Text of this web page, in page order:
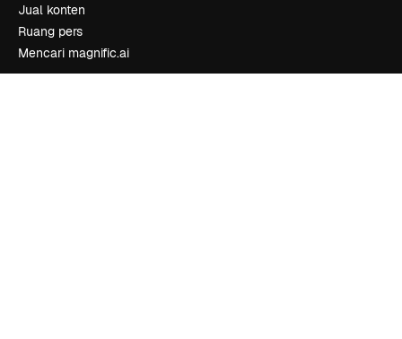
Jual konten
Ruang pers
Mencari magnific.ai